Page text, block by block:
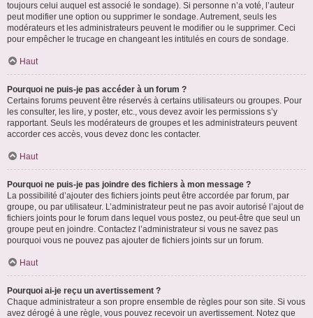
toujours celui auquel est associé le sondage). Si personne n’a voté, l’auteur
peut modifier une option ou supprimer le sondage. Autrement, seuls les
modérateurs et les administrateurs peuvent le modifier ou le supprimer. Ceci
pour empêcher le trucage en changeant les intitulés en cours de sondage.
Haut
Pourquoi ne puis-je pas accéder à un forum ?
Certains forums peuvent être réservés à certains utilisateurs ou groupes. Pour
les consulter, les lire, y poster, etc., vous devez avoir les permissions s’y
rapportant. Seuls les modérateurs de groupes et les administrateurs peuvent
accorder ces accès, vous devez donc les contacter.
Haut
Pourquoi ne puis-je pas joindre des fichiers à mon message ?
La possibilité d’ajouter des fichiers joints peut être accordée par forum, par
groupe, ou par utilisateur. L’administrateur peut ne pas avoir autorisé l’ajout de
fichiers joints pour le forum dans lequel vous postez, ou peut-être que seul un
groupe peut en joindre. Contactez l’administrateur si vous ne savez pas
pourquoi vous ne pouvez pas ajouter de fichiers joints sur un forum.
Haut
Pourquoi ai-je reçu un avertissement ?
Chaque administrateur a son propre ensemble de règles pour son site. Si vous
avez dérogé à une règle, vous pouvez recevoir un avertissement. Notez que